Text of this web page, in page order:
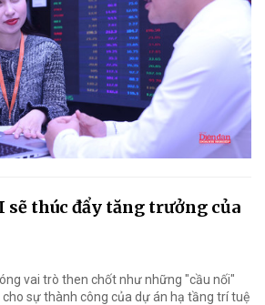
sẽ thúc đẩy tăng trưởng của
vai trò then chốt như những "cầu nối"
sự thành công của dự án hạ tầng trí tuệ